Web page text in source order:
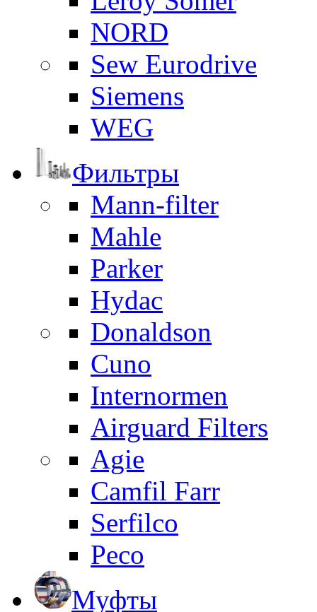
NORD
Sew Eurodrive
Siemens
WEG
Фильтры
Mann-filter
Mahle
Parker
Hydac
Donaldson
Cuno
Internormen
Airguard Filters
Agie
Camfil Farr
Serfilco
Peco
Муфты